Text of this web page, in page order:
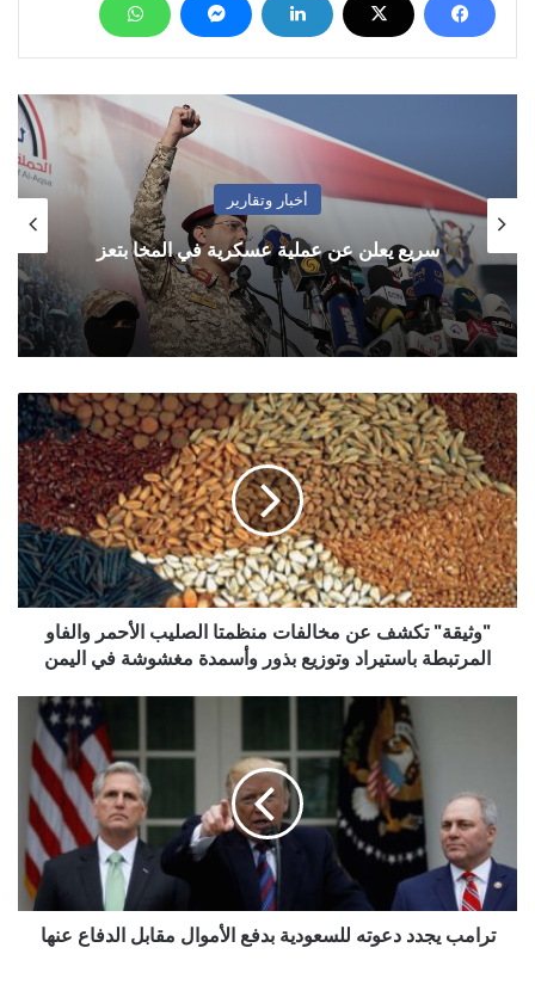
أخبار وتقارير
سريع يعلن عن عملية عسكرية في المخا بتعز
"وثيقة"
تكشف
عن
مخالفات
منظمتا
الصليب
الأحمر
والفاو
المرتبطة
باستيراد
وتوزيع
"وثيقة" تكشف عن مخالفات منظمتا الصليب الأحمر والفاو
المرتبطة باستيراد وتوزيع بذور وأسمدة مغشوشة في اليمن
بدفع
الأموال
مقابل
الدفاع
عنها
ترامب يجدد دعوته للسعودية بدفع الأموال مقابل الدفاع عنها